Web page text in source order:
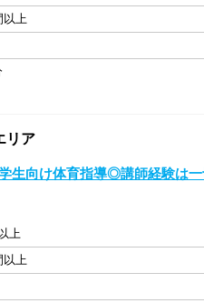
以上
リア
生向け体育指導◎講師経験は
上
以上